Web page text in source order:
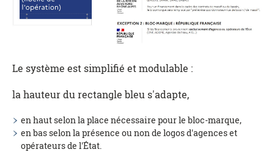
Le système est simplifié et modulable :
la hauteur du rectangle bleu s'adapte,
en haut selon la place nécessaire pour le bloc-marque,
en bas selon la présence ou non de logos d'agences et
opérateurs de l'État.